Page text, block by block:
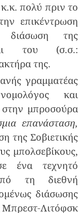
πολύ πριν το
επικέντρωση
της
του (σ.σ.:
της.
γραμματέας
και
μπροσούρα
επανάσταση,
της Σοβιετικής
μπολσεβίκους,
ένα τεχνητό
τη διεθνή
διάσωσης
Μπρεστ-Λιτόφσκ